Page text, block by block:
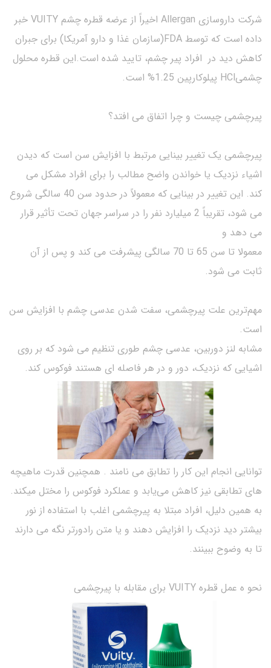
شرکت داروسازی Allergan اخیراً از عرضه قطره چشم VUITY خبر
داده است که توسط FDA(سازمان غذا و دارو آمریکا) برای جبران
کاهش دید در افراد پیر چشم، تایید شده است.این قطره محلول
چشمیHCl پیلوکارپین 1.25% است.
پیرچشمی چیست و چرا اتفاق می افتد؟
پیرچشمی یک تغییر بینایی مرتبط با افزایش سن است که دیدن
اشیاء نزدیک یا خواندن واضح مطالب را برای افراد مشکل می
کند. این تغییر در بینایی که معمولاً در حدود سن 40 سالگی شروع
می شود، تقریباً 2 میلیارد نفر را در سراسر جهان تحت تأثیر قرار
می دهد و
معمولا تا سن 65 تا 70 سالگی پیشرفت می کند و پس از آن
ثابت می شود.
مهم‌ترین علت پیرچشمی، سفت شدن عدسی چشم با افزایش سن
است.
مشابه لنز دوربین، عدسی چشم طوری تنظیم می شود که بر روی
اشیایی که نزدیک، دور و در هر فاصله ای هستند فوکوس کند.
توانایی انجام این کار را تطابق می نامند . همچنین قدرت ماهیچه
های تطابقی نیز کاهش می‌یابد و عملکرد فوکوس را مختل میکند.
به همین دلیل، افراد مبتلا به پیرچشمی اغلب با استفاده از نور
بیشتر دید نزدیک را افزایش دهند و یا متن رادورتر نگه می دارند
تا به وضوح ببینند.
نحو ه عمل قطره VUITY برای مقابله با پیرچشمی